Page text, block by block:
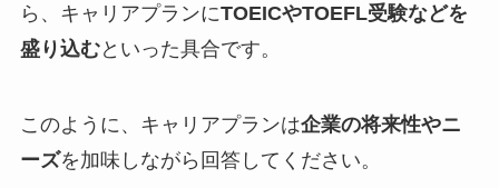
ら、キャリアプランにTOEICやTOEFL受験などを
盛り込むといった具合です。
このように、キャリアプランは企業の将来性やニ
ーズを加味しながら回答してください。